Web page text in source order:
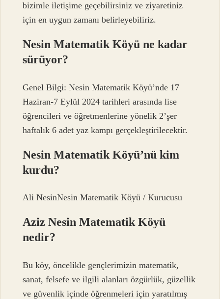
bizimle iletişime geçebilirsiniz ve ziyaretiniz
için en uygun zamanı belirleyebiliriz.
Nesin Matematik Köyü ne kadar
sürüyor?
Genel Bilgi: Nesin Matematik Köyü’nde 17
Haziran-7 Eylül 2024 tarihleri ​​arasında lise
öğrencileri ve öğretmenlerine yönelik 2’şer
haftalık 6 adet yaz kampı gerçekleştirilecektir.
Nesin Matematik Köyü’nü kim
kurdu?
Ali NesinNesin Matematik Köyü / Kurucusu
Aziz Nesin Matematik Köyü
nedir?
Bu köy, öncelikle gençlerimizin matematik,
sanat, felsefe ve ilgili alanları özgürlük, güzellik
ve güvenlik içinde öğrenmeleri için yaratılmış